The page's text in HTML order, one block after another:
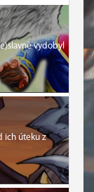
vydobyl
ich úteku z